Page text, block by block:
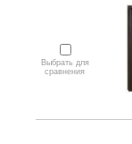
Выбрать для
сравнения